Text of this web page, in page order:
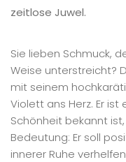
zeitlose Juwel.
Sie lieben Schmuck,
Weise unterstreicht?
mit seinem
Violett ans Herz. Er ist
Schönheit bekannt
Bedeutung: Er soll
innerer Ruhe